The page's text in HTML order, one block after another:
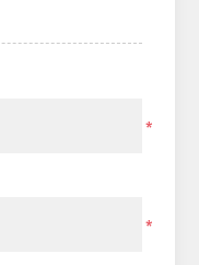
*
*